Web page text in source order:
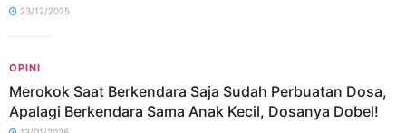
23/12/2025
OPINI
Merokok Saat Berkendara Saja Sudah Perbuatan Dosa,
Apalagi Berkendara Sama Anak Kecil, Dosanya Dobel!